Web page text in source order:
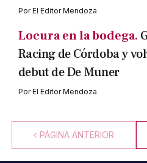
PorEl Editor Mendoza
Locura en la bodega.
Racing de Córdoba y
debut de De Muner
PorEl Editor Mendoza
‹ PÁGINA ANTERIOR